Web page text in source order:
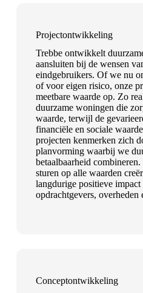
Projectontwikkeling
Trebbe ontwikkelt
aansluiten bij de wensen
eindgebruikers. Of we nu
of voor eigen risico, onze
meetbare waarde op. Zo
duurzame woningen die
waarde, terwijl de
financiële en sociale
projecten kenmerken zich
planvorming waarbij we
betaalbaarheid
sturen op alle waarden
langdurige positieve impact
opdrachtgevers, overheden
Conceptontwikkeling